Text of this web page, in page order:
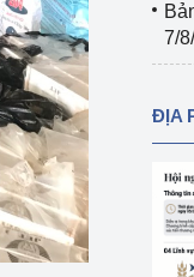
Á – châu Phi
Âu – châu Mỹ
tảng
7/
ĐỊA